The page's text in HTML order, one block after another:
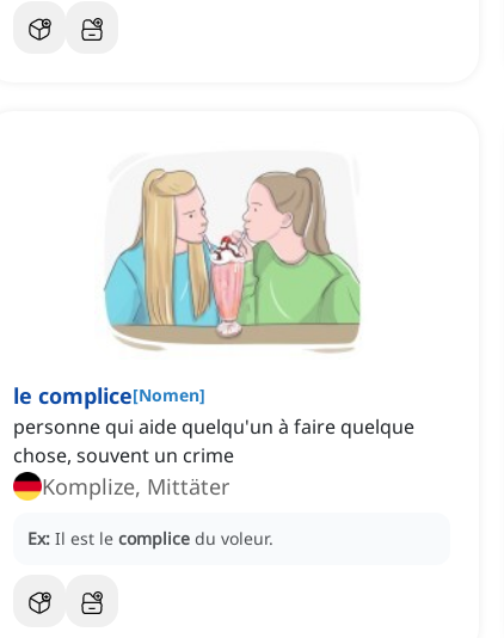
le complice[Nomen]
personne qui aide quelqu'un à faire quelque
chose, souvent un crime
Komplize, Mittäter
Ex: Il est le complice du voleur.